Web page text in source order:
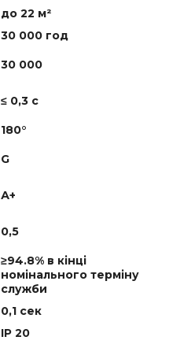
до 22 м²
30 000 год
30 000
≤ 0,3 с
180°
G
А+
0,5
≥94.8% в кінці
номінального терміну
служби
0,1 сек
IP 20